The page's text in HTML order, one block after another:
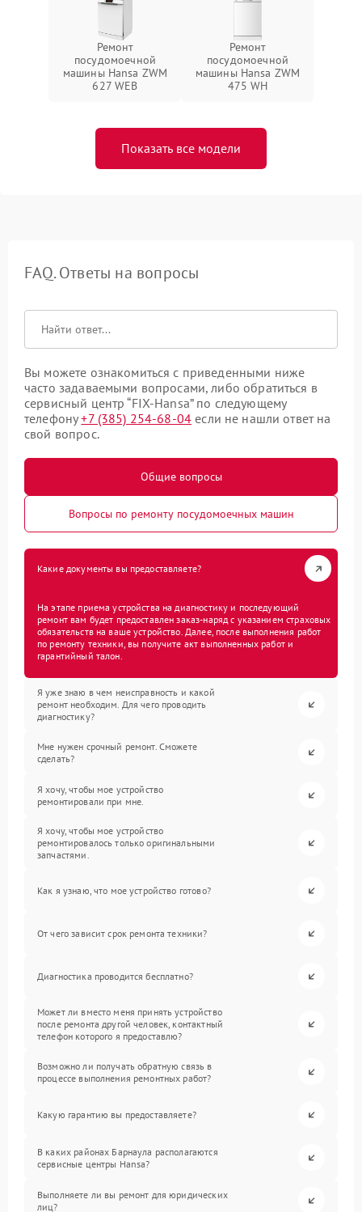
Ремонт
посудомоечной
машины Hansa ZWM
627 WEB
Ремонт
посудомоечной
машины Hansa ZWM
475 WH
Показать все модели
FAQ. Ответы на вопросы
Вы можете ознакомиться с приведенными ниже
часто задаваемыми вопросами, либо обратиться в
сервисный центр “FIX-Hansa” по следующему
телефону+7 (385) 254-68-04 если не нашли ответ на
свой вопрос.
Общие вопросы
Вопросы по ремонту посудомоечных машин
Какие документы вы предоставляете?
На этапе приема устройства на диагностику и последующий
ремонт вам будет предоставлен заказ-наряд с указанием страховых
обязательств на ваше устройство. Далее, после выполнения работ
по ремонту техники, вы получите акт выполненных работ и
гарантийный талон.
Я уже знаю в чем неисправность и какой
ремонт необходим. Для чего проводить
диагностику?
Мне нужен срочный ремонт. Сможете
сделать?
Я хочу, чтобы мое устройство
ремонтировали при мне.
Я хочу, чтобы мое устройство
ремонтировалось только оригинальными
запчастями.
Как я узнаю, что мое устройство готово?
От чего зависит срок ремонта техники?
Диагностика проводится бесплатно?
Может ли вместо меня принять устройство
после ремонта другой человек, контактный
телефон которого я предоставлю?
Возможно ли получать обратную связь в
процессе выполнения ремонтных работ?
Какую гарантию вы предоставляете?
В каких районах Барнаула располагаются
сервисные центры Hansa?
Выполняете ли вы ремонт для юридических
лиц?